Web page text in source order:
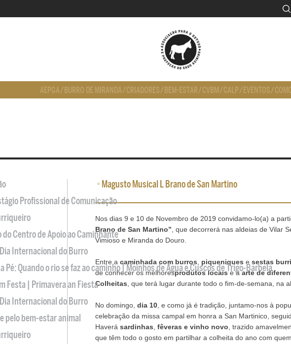
AEPGA/ BURRO DE MIRANDA/CRIADORES/ BEM-ESTAR/CVBM/CALP/ EVENTOS/
• Magusto Musical L Brano de San Martino
Nos dias 9 e 10 de Novembro de 2019 convidamo-lo(a) a
Brano de San Martino” , que decorrerá nas aldeias de Vilar
Vimioso e Miranda do Douro.
Entre a caminhada com burros piqueniques e sestas
de conhecer os melhoresprodutos locaise aarte de
Colheitas , que terá lugar durante todo o fim-de-semana, na
No domingo, dia 10 , e como já é tradição, juntamo-nos à
celebração da missa campal em honra a San Martinico,
Haverá sardinhas fêveras e vinho novo , trazido
que têm todo o gosto em partilhar a colheita do ano com
Profissional de Comunicação
do Centro de Apoio ao Caminhante
Dia Internacional do Burro
Pé: Quando o rio se faz ao caminho | Moinhos de Água e Cuscos de Trigo-Barbela
Festa | Primavera an Fiesta
Dia Internacional do Burro
pelo bem-estar animal